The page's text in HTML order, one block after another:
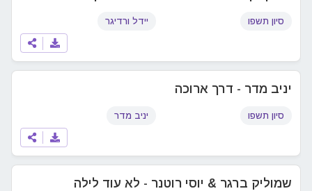
סיון תשפו יידל ורדיגר
יניב מדר - דרך ארוכה
סיון תשפו יניב מדר
שמוליק ברגר & יוסי רוטנר - לא עוד לילה